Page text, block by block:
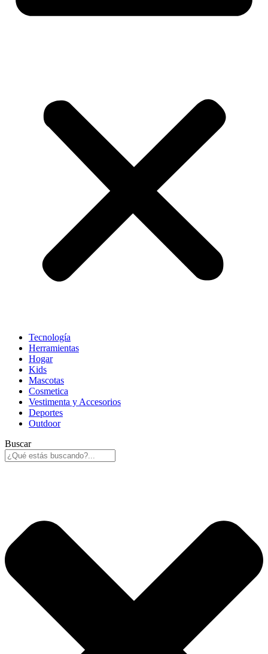
Tecnología
Herramientas
Hogar
Kids
Mascotas
Cosmetica
Vestimenta y Accesorios
Deportes
Outdoor
Buscar